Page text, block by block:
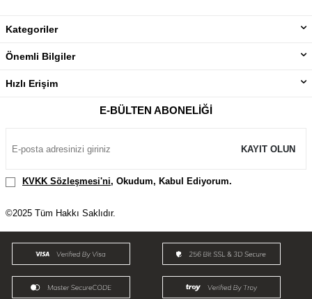
Kategoriler
Önemli Bilgiler
Hızlı Erişim
E-BÜLTEN ABONELIĞI
KAYIT OLUN
KVKK Sözleşmesi'ni, Okudum, Kabul Ediyorum.
©2025 Tüm Hakkı Saklıdır.